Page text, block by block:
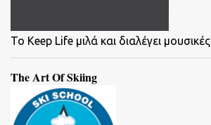
To Keep Life μιλά και διαλέγει μουσικές
The Art Of Skiing